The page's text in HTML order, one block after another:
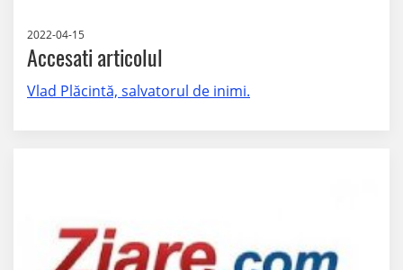
2022-04-15
Accesati articolul
Vlad Plăcintă, salvatorul de inimi.